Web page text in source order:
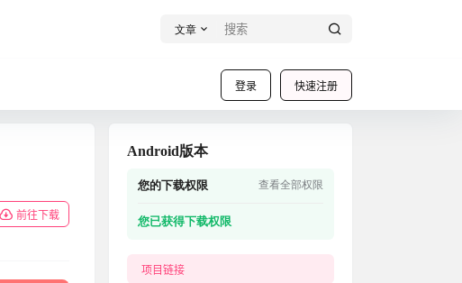
文章
登录 快速注册
前往下载
Android版本
您的下载权限 查看全部权限
您已获得下载权限
项目链接